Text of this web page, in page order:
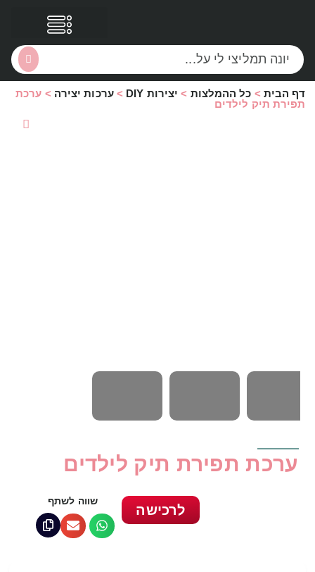
דף הבית > כל ההמלצות > יצירות DIY >ערכות יצירה > ערכת
תפירת תיק לילדים
ערכת תפירת תיק לילדים
שווה לשתף
לרכישה